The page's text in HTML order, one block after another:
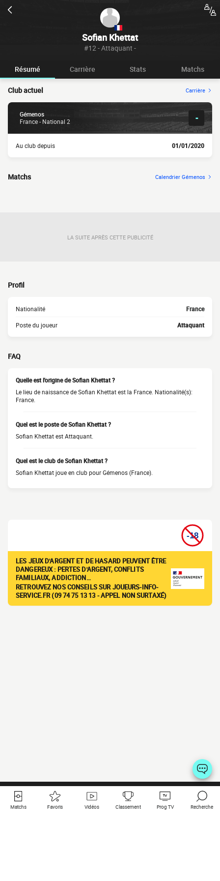
Sofian Khettat
#12 - Attaquant -
Résumé Carrière Stats Matchs
Club actuel Carrière
Gémenos
France - National 2
-
Au club depuis 01/01/2020
Matchs Calendrier Gémenos
LA SUITE APRÈS CETTE PUBLICITÉ
Profil
Nationalité France
Poste du joueur Attaquant
FAQ
Quelle est l'origine de Sofian Khettat ?
Le lieu de naissance de Sofian Khettat est la France. Nationalité(s):
France.
Quel est le poste de Sofian Khettat ?
Sofian Khettat est Attaquant.
Quel est le club de Sofian Khettat ?
Sofian Khettat joue en club pour Gémenos (France).
LES JEUX D'ARGENT ET DE HASARD PEUVENT ÊTRE
DANGEREUX : PERTES D'ARGENT, CONFLITS
FAMILIAUX, ADDICTION…
RETROUVEZ NOS CONSEILS SUR JOUEURS-INFO-
SERVICE.FR (09 74 75 13 13 - APPEL NON SURTAXÉ)
Matchs Favoris Vidéos Classement Prog TV Recherche